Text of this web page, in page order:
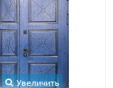
Увеличить